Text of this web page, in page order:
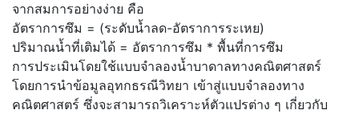
จากสมการอย่างง่าย คือ
อัตราการซึม = (ระดับน้ำลด-อัตราการระเหย)
ปริมาณน้ำที่เติมได้ = อัตราการซึม * พื้นที่การซึม
การประเมินโดยใช้แบบจำลองน้ำบาดาลทางคณิตศาสตร์
โดยการนำข้อมูลอุทกธรณีวิทยา เข้าสู่แบบจำลองทาง
คณิตศาสตร์ ซึ่งจะสามารถวิเคราะห์ตัวแปรต่าง ๆ เกี่ยวกับ